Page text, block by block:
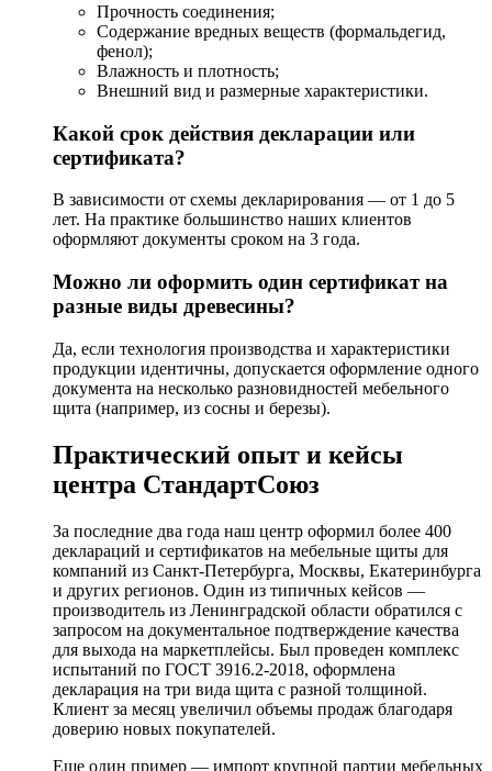
Прочность соединения;
Содержание вредных веществ (формальдегид,
фенол);
Влажность и плотность;
Внешний вид и размерные характеристики.
Какой срок действия декларации или
сертификата?
В зависимости от схемы декларирования — от 1 до 5
лет. На практике большинство наших клиентов
оформляют документы сроком на 3 года.
Можно ли оформить один сертификат на
разные виды древесины?
Да, если технология производства и характеристики
продукции идентичны, допускается оформление одного
документа на несколько разновидностей мебельного
щита (например, из сосны и березы).
Практический опыт и кейсы
центра СтандартСоюз
За последние два года наш центр оформил более 400
деклараций и сертификатов на мебельные щиты для
компаний из Санкт-Петербурга, Москвы, Екатеринбурга
и других регионов. Один из типичных кейсов —
производитель из Ленинградской области обратился с
запросом на документальное подтверждение качества
для выхода на маркетплейсы. Был проведен комплекс
испытаний по ГОСТ 3916.2-2018, оформлена
декларация на три вида щита с разной толщиной.
Клиент за месяц увеличил объемы продаж благодаря
доверию новых покупателей.
Еще один пример — импорт крупной партии мебельных